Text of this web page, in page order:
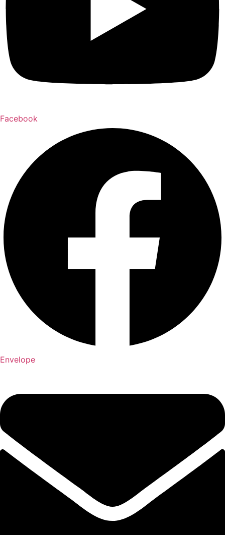
Facebook
Envelope